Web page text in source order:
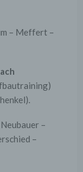
– Meffert –
–
–